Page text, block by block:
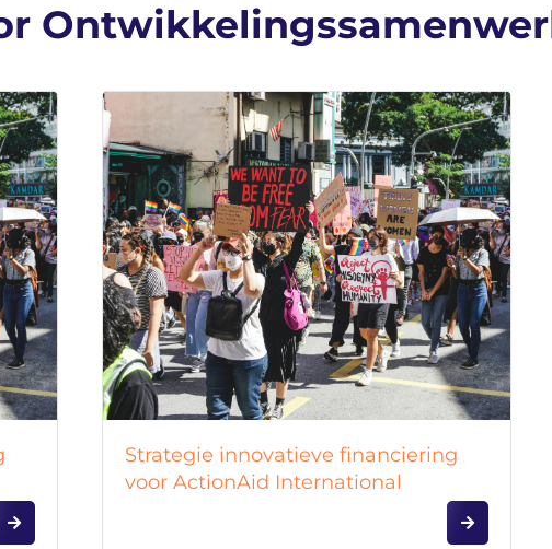
Strategie innovatieve financiering
voor ActionAid International